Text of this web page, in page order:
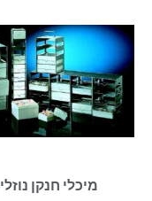
מיכלי חנקן נוזלי